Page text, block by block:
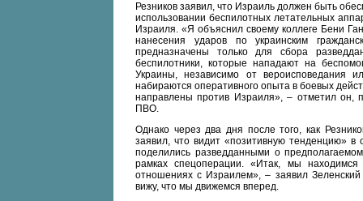
Резников заявил, что Израиль должен быть
использовании беспилотных летательных
Израиля. «Я объяснил своему коллеге Бени
нанесения ударов по украинским
предназначены только для сбора
беспилотники, которые нападают на
Украины, независимо от вероисповедания
набираются оперативного опыта в боевых
направлены против Израиля», – отметил он,
ПВО.
Однако через два дня после того, как
заявил, что видит «позитивную тенденцию»
поделились разведданными о
рамках спецоперации. «Итак, мы
отношениях с Израилем», – заявил
вижу, что мы движемся вперед.